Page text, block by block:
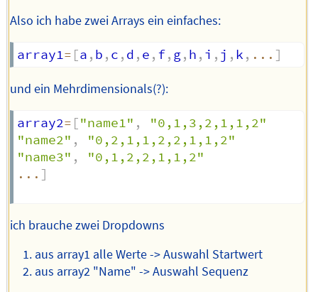
Also ich habe zwei Arrays ein einfaches:
array1= [a , b , c , d , e , f, g, h , i , j , k , ... ]
und ein Mehrdimensionals(?):
array2= ["name1" ,
"0,1,3,2,1,1,2"
"name2" ,
"0,2,1,1,2,2,1,1,2"
"name3" ,
"0,1,2,2,1,1,2"
... ]
ich brauche zwei Dropdowns
aus array1 alle Werte -> Auswahl Startwert
aus array2 "Name" -> Auswahl Sequenz